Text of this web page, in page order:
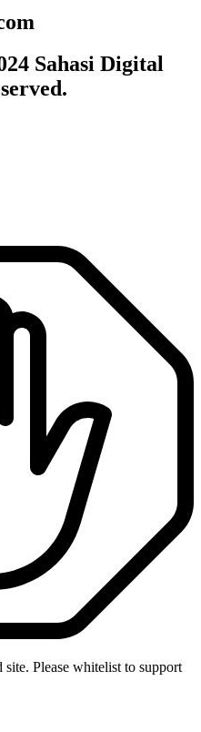
Sahasi Digital
Please whitelist to support